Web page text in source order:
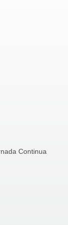
Continua